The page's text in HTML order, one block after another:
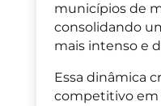
municípios de
consolidando
mais intenso e
Essa dinâmica
competitivo em